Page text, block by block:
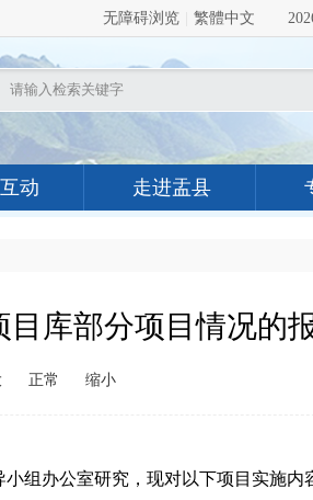
无障碍浏览 繁體中文
动 走进盂县
目库部分项目情况的
正常 缩小
组办公室研究，现对以下项目实施内